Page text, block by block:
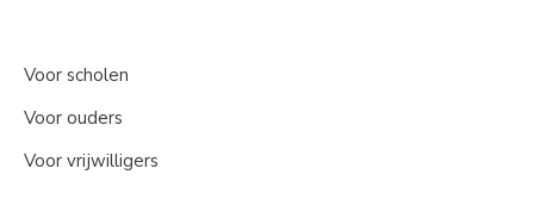
Voor scholen
Voor ouders
Voor vrijwilligers